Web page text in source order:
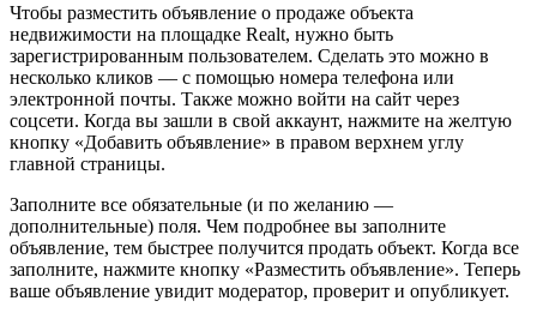
Чтобы разместить объявление о продаже объекта
недвижимости на площадке Realt, нужно быть
зарегистрированным пользователем. Сделать это можно в
несколько кликов — с помощью номера телефона или
электронной почты. Также можно войти на сайт через
соцсети. Когда вы зашли в свой аккаунт, нажмите на желтую
кнопку «Добавить объявление» в правом верхнем углу
главной страницы.
Заполните все обязательные (и по желанию —
дополнительные) поля. Чем подробнее вы заполните
объявление, тем быстрее получится продать объект. Когда все
заполните, нажмите кнопку «Разместить объявление». Теперь
ваше объявление увидит модератор, проверит и опубликует.